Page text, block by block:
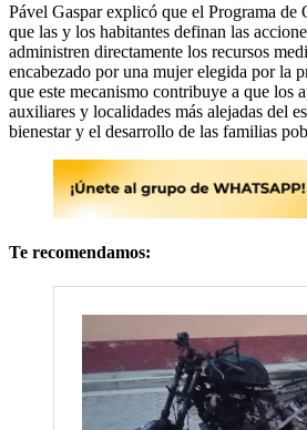
Pável Gaspar explicó que el Programa de
que las y los habitantes definan las
administren directamente los recursos
encabezado por una mujer elegida por la
que este mecanismo contribuye a que los
auxiliares y localidades más alejadas del
bienestar y el desarrollo de las familias
Te recomendamos: